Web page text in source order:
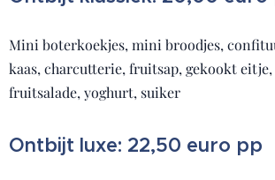
Mini boterkoekjes, mini broodjes,
kaas, charcutterie, fruitsap, gekookt
fruitsalade, yoghurt, suiker
Ontbijt luxe: 22,50 euro pp